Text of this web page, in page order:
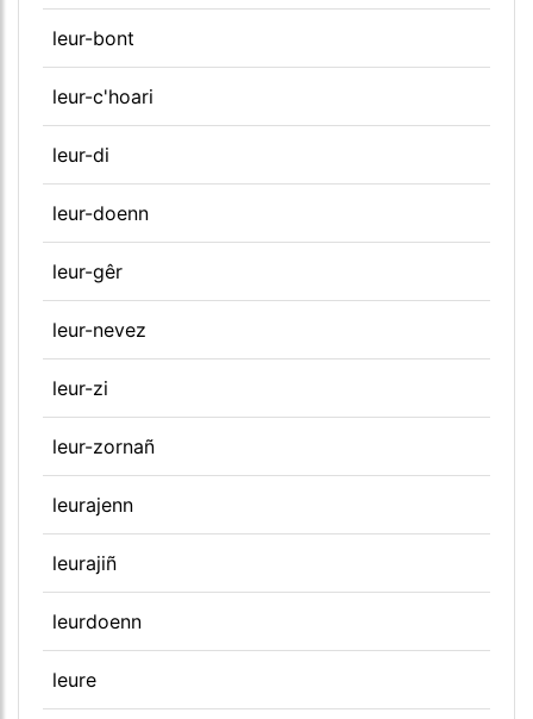
leur-bont
leur-c'hoari
leur-di
leur-doenn
leur-gêr
leur-nevez
leur-zi
leur-zornañ
leurajenn
leurajiñ
leurdoenn
leure